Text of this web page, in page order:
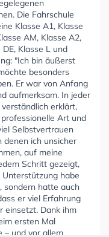
Die Fahrschule
Klasse A1, Klasse
AM, Klasse A2,
DE, Klasse L und
"Ich bin äußerst
besonders
Er war von Anfang
aufmerksam. In jeder
erklärt,
Art und
Selbstvertrauen
denen ich unsicher
auf meine
Schritt gezeigt,
habe
sondern hatte auch
er viel Erfahrung
einsetzt. Dank ihm
ersten Mal
– und vor allem